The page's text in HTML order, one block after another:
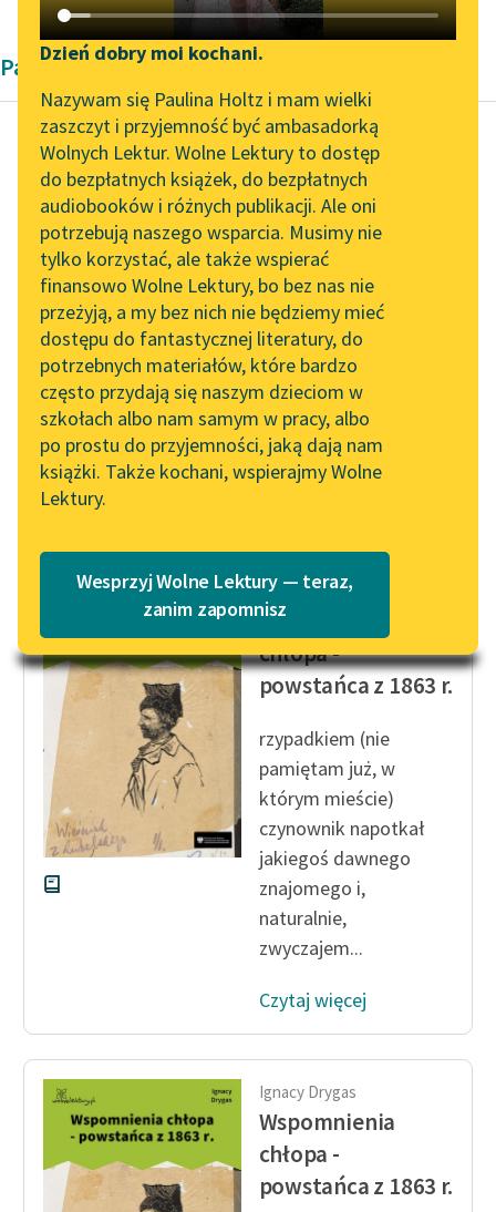
Katalog DAISY
Podkasty o książkach
Zgłoś brak utworu
Aktualności
„Prokurator Alicja Horn”
do słuchania
Byliśmy częścią AI Impact
Lab
Zapraszamy na spotkanie
online z tłumaczkami
literatury skandynawskiej
Spotkanie z Katarzyną
Tunkiel w Oslo
102. lata temu zmarł
Joseph Conrad
Lektury szkolne i klasyka
literatury do słuchania dla
uczennic i uczniów z
niepełnosprawnościami
E-kolekcja lektur
szkolnych i literatury do
słuchania dla uczennic i
uczniów z
niepełnosprawnościami
Feministyczne inspiracje.
twórców przechodzących
do domeny publicznej,
lektur szkolnych oraz
Starego Testamentu
Odkurzamy bohaterów
Narzędzia
Mapa Wolnych Lektur
Leśmianator
Przewodnik dla piszących i
czytających
API
OAI-PMH
Widget Wolnych Lektur
Przypisy
Katalog w formacie PDF
Dzień dobry moi kochani.
Nazywam się Paulina Holtz i mam wielki
zaszczyt i przyjemność być ambasadorką
Wolnych Lektur. Wolne Lektury to dostęp
do bezpłatnych książek, do bezpłatnych
audiobooków i różnych publikacji. Ale oni
potrzebują naszego wsparcia. Musimy nie
tylko korzystać, ale także wspierać
finansowo Wolne Lektury, bo bez nas nie
przeżyją, a my bez nich nie będziemy mieć
dostępu do fantastycznej literatury, do
potrzebnych materiałów, które bardzo
często przydają się naszym dzieciom w
szkołach albo nam samym w pracy, albo
po prostu do przyjemności, jaką dają nam
książki. Także kochani, wspierajmy Wolne
Lektury.
Wesprzyj Wolne Lektury — teraz,
zanim zapomnisz
Pamiętnik
Wojciech Dembołęcki
Pamiętniki o
Lisowczykach czyli
przewagi Elearów
polskich
Kto by się ważył na
wstyd wojskowy w
rynsztoku siedząc pić,
albo w koszuli, a...
Ignacy Drygas
Wspomnienia
chłopa -
powstańca z 1863 r.
rzypadkiem (nie
pamiętam już, w
którym mieście)
czynownik napotkał
jakiegoś dawnego
znajomego i,
naturalnie,
zwyczajem...
Czytaj więcej
Ignacy Drygas
Wspomnienia
chłopa -
powstańca z 1863 r.